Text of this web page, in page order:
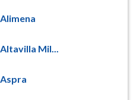
Alimena
Altavilla Mil...
Aspra